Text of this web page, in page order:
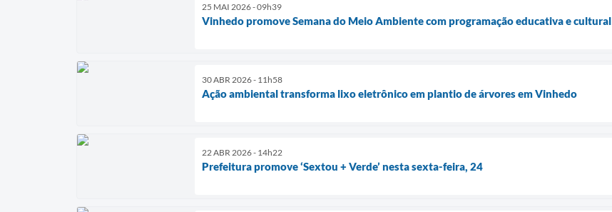
25 MAI 2026 - 09h39
Vinhedo promove Semana do Meio Ambiente com programação educativa e cultural
30 ABR 2026 - 11h58
Ação ambiental transforma lixo eletrônico em plantio de árvores em Vinhedo
22 ABR 2026 - 14h22
Prefeitura promove ‘Sextou + Verde’ nesta sexta-feira, 24